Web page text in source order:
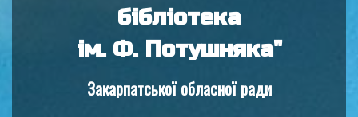
бібліотека
ім. Ф. Потушняка"
Закарпатської обласної ради